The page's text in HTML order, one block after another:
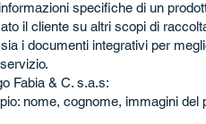
specifiche di un
il cliente su altri scopi di
i documenti integrativi per
Fabia & C. s.a.s:
nome, cognome, immagini del